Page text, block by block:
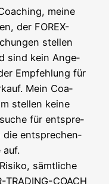
mei­ne
der FOREX-
stel­len
sind kein Ange­
Emp­feh­lung für
Mein Coa­
stel­len kei­ne
für ent­spre­
die ent­spre­chen­
auf.
sämt­li­che
COACH